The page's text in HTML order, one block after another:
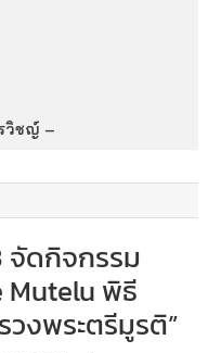
วิชญ์ –
จัดกิจกรรม
Mutelu พิธี
วงพระตรีมูรติ”